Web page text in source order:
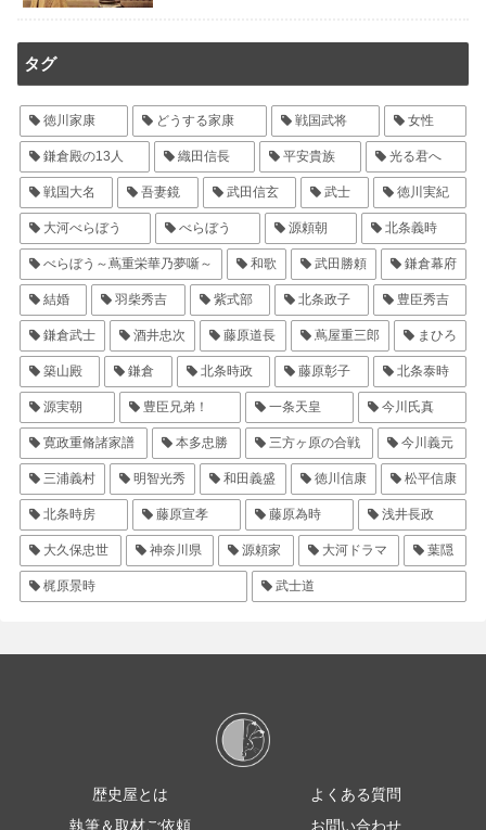
タグ
徳川家康 どうする家康 戦国武将 女性
鎌倉殿の13人 織田信長 平安貴族 光る君へ
戦国大名 吾妻鏡 武田信玄 武士 徳川実紀
大河べらぼう べらぼう 源頼朝 北条義時
べらぼう～蔦重栄華乃夢噺～ 和歌 武田勝頼 鎌倉幕府
結婚 羽柴秀吉 紫式部 北条政子 豊臣秀吉
鎌倉武士 酒井忠次 藤原道長 蔦屋重三郎 まひろ
築山殿 鎌倉 北条時政 藤原彰子 北条泰時
源実朝 豊臣兄弟！ 一条天皇 今川氏真
寛政重脩諸家譜 本多忠勝 三方ヶ原の合戦 今川義元
三浦義村 明智光秀 和田義盛 徳川信康 松平信康
北条時房 藤原宣孝 藤原為時 浅井長政
大久保忠世 神奈川県 源頼家 大河ドラマ 葉隠
梶原景時 武士道
歴史屋とは
よくある質問
執筆＆取材ご依頼
お問い合わせ